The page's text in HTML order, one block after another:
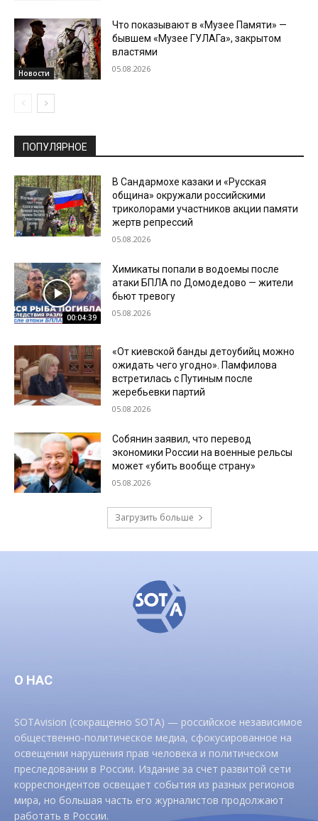
Новости
Что показывают в «Музее Памяти» —
бывшем «Музее ГУЛАГа», закрытом
властями
05.08.2026
ПОПУЛЯРНОЕ
В Сандармохе казаки и «Русская
община» окружали российскими
триколорами участников акции памяти
жертв репрессий
05.08.2026
00:04:39
Химикаты попали в водоемы после
атаки БПЛА по Домодедово — жители
бьют тревогу
05.08.2026
«От киевской банды детоубийц можно
ожидать чего угодно». Памфилова
встретилась с Путиным после
жеребьевки партий
05.08.2026
Собянин заявил, что перевод
экономики России на военные рельсы
может «убить вообще страну»
05.08.2026
Загрузить больше
О НАС
SOTAvision (сокращенно SOTA) — российское независимое
общественно-политическое медиа, сфокусированное на
освещении нарушения прав человека и политическом
преследовании в России. Издание за счет развитой сети
корреспондентов освещает события из разных регионов
мира, но большая часть его журналистов продолжают
работать в России.